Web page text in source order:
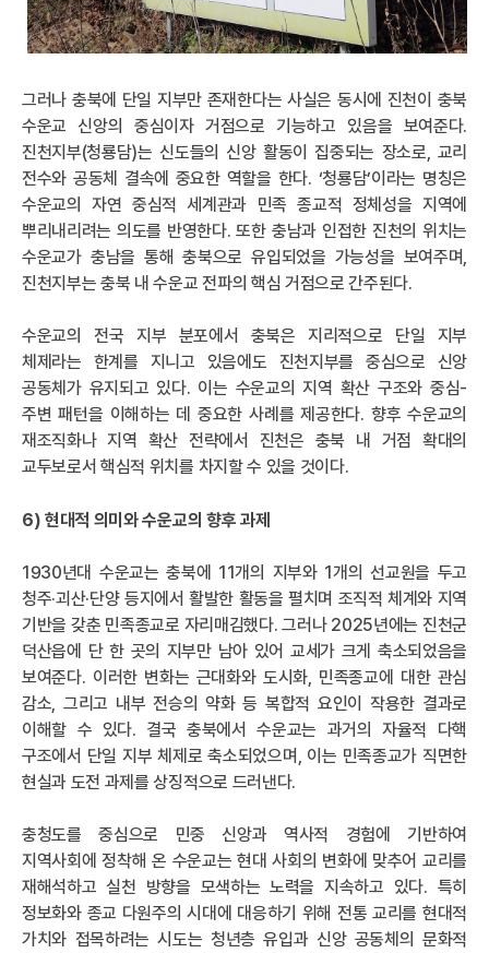
그러나 충북에 단일 지부만 존재한다는 사실은 동시에 진천이 충북
수운교 신앙의 중심이자 거점으로 기능하고 있음을 보여준다.
진천지부(청룡담)는 신도들의 신앙 활동이 집중되는 장소로, 교리
전수와 공동체 결속에 중요한 역할을 한다. ‘청룡담’이라는 명칭은
수운교의 자연 중심적 세계관과 민족 종교적 정체성을 지역에
뿌리내리려는 의도를 반영한다. 또한 충남과 인접한 진천의 위치는
수운교가 충남을 통해 충북으로 유입되었을 가능성을 보여주며,
진천지부는 충북 내 수운교 전파의 핵심 거점으로 간주된다.
수운교의 전국 지부 분포에서 충북은 지리적으로 단일 지부
체제라는 한계를 지니고 있음에도 진천지부를 중심으로 신앙
공동체가 유지되고 있다. 이는 수운교의 지역 확산 구조와 중심-
주변 패턴을 이해하는 데 중요한 사례를 제공한다. 향후 수운교의
재조직화나 지역 확산 전략에서 진천은 충북 내 거점 확대의
교두보로서 핵심적 위치를 차지할 수 있을 것이다.
6) 현대적 의미와 수운교의 향후 과제
1930년대 수운교는 충북에 11개의 지부와 1개의 선교원을 두고
청주·괴산·단양 등지에서 활발한 활동을 펼치며 조직적 체계와 지역
기반을 갖춘 민족종교로 자리매김했다. 그러나 2025년에는 진천군
덕산읍에 단 한 곳의 지부만 남아 있어 교세가 크게 축소되었음을
보여준다. 이러한 변화는 근대화와 도시화, 민족종교에 대한 관심
감소, 그리고 내부 전승의 약화 등 복합적 요인이 작용한 결과로
이해할 수 있다. 결국 충북에서 수운교는 과거의 자율적 다핵
구조에서 단일 지부 체제로 축소되었으며, 이는 민족종교가 직면한
현실과 도전 과제를 상징적으로 드러낸다.
충청도를 중심으로 민중 신앙과 역사적 경험에 기반하여
지역사회에 정착해 온 수운교는 현대 사회의 변화에 맞추어 교리를
재해석하고 실천 방향을 모색하는 노력을 지속하고 있다. 특히
정보화와 종교 다원주의 시대에 대응하기 위해 전통 교리를 현대적
가치와 접목하려는 시도는 청년층 유입과 신앙 공동체의 문화적